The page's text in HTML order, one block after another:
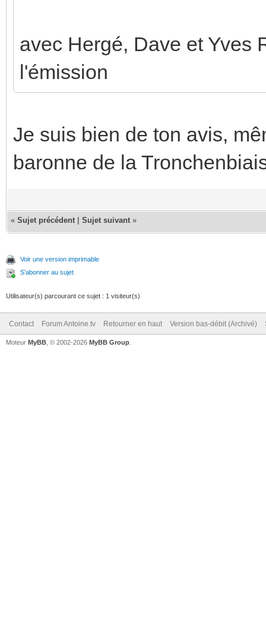
avec Hergé, Dave et Yves
l'émission
Je suis bien de ton avis,
baronne de la
« Sujet précédent Sujet suivant »
Voir une version imprimable
S’abonner au sujet
Utilisateur(s) parcourant ce sujet : 1 visiteur(s)
Contact Forum Antoine.tv Retourner en haut Version bas-débit (Archivé)
Moteur MyBB , © 2002-2026 MyBB Group